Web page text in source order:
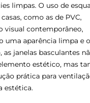
limpas. O uso de
como as de PVC,
visual contemporâneo,
uma aparência limpa e
as janelas basculantes
estético, mas
prática para
estética.